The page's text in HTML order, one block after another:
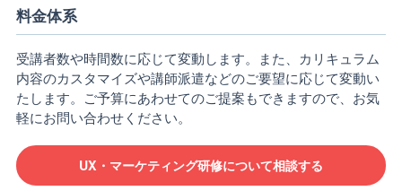
料金体系
受講者数や時間数に応じて変動します。また、カリキュラム
内容のカスタマイズや講師派遣などのご要望に応じて変動い
たします。ご予算にあわせてのご提案もできますので、お気
軽にお問い合わせください。
UX・マーケティング研修について相談する